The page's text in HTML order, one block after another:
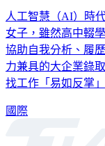
人工智慧（AI）時
女子，雖然高中輟
協助自我分析、履
力兼具的大企業錄
找工作「易如反掌」
國際